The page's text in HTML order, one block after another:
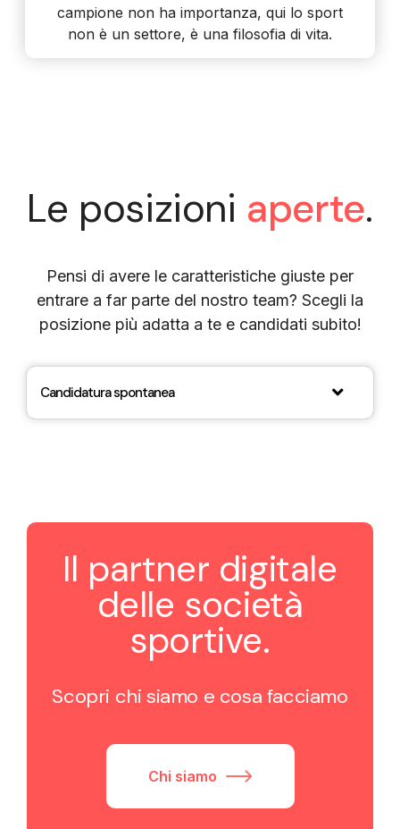
campione non ha importanza, qui lo sport
non è un settore, è una filosofia di vita.
Le posizioni aperte.
Pensi di avere le caratteristiche giuste per
entrare a far parte del nostro team? Scegli la
posizione più adatta a te e candidati subito!
Candidatura spontanea
Il partner digitale
delle società
sportive.
Scopri chi siamo e cosa facciamo
Chi siamo